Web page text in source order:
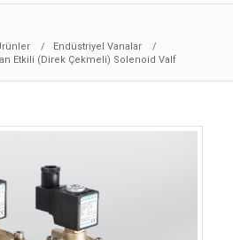
/ Endüstriyel Vanalar
/
Etkili (Direk Çekmeli) Solenoid Valf